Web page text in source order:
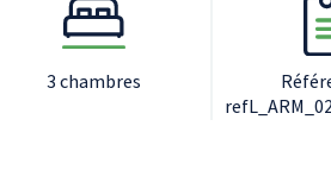
3 chambres